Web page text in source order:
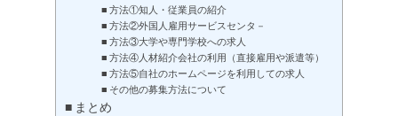
方法①知人・従業員の紹介
方法②外国人雇用サービスセンタ－
方法③大学や専門学校への求人
方法④人材紹介会社の利用（直接雇用や派遣等）
方法⑤自社のホームページを利用しての求人
その他の募集方法について
まとめ